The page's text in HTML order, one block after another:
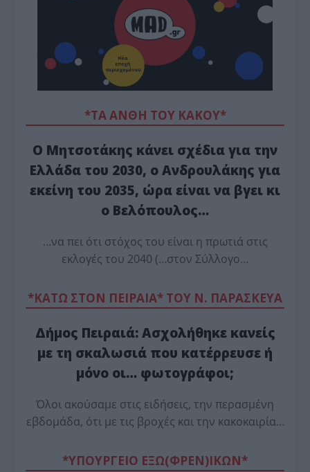
*ΤΑ ΆΝΘΗ ΤΟΥ ΚΑΚΟΎ*
Ο Μητσοτάκης κάνει σχέδια για την
Ελλάδα του 2030, ο Ανδρουλάκης για
εκείνη του 2035, ώρα είναι να βγει κι
ο Βελόπουλος…
…να πει ότι στόχος του είναι η πρωτιά στις
εκλογές του 2040 (…στον Σύλλογο…
*ΚΑΤΩ ΣΤΟΝ ΠΕΙΡΑΙΑ* ΤΟΥ Ν. ΠΑΡΑΣΚΕΥΑ
Δήμος Πειραιά: Ασχολήθηκε κανείς
με τη σκαλωσιά που κατέρρευσε ή
μόνο οι… φωτογράφοι;
Όλοι ακούσαμε στις ειδήσεις, την περασμένη
εβδομάδα, ότι με τις βροχές και την κακοκαιρία…
*ΥΠΟΥΡΓΕΙΟ ΕΞΩ(ΦΡΕΝ)ΙΚΩΝ*